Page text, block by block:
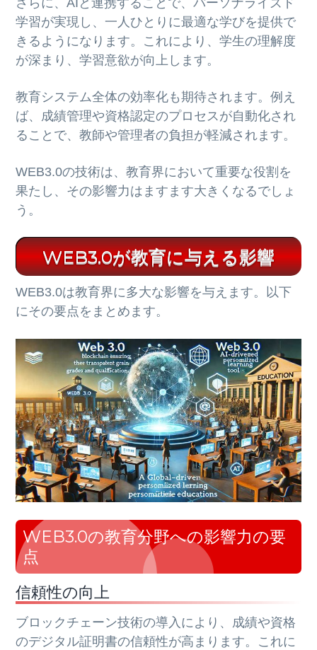
学習が実現し、一人ひとりに最適な学びを提供で
きるようになります。これにより、学生の理解度
が深まり、学習意欲が向上します。
教育システム全体の効率化も期待されます。例え
ば、成績管理や資格認定のプロセスが自動化され
ることで、教師や管理者の負担が軽減されます。
WEB3.0の技術は、教育界において重要な役割を
果たし、その影響力はますます大きくなるでしょ
う。
WEB3.0が教育に与える影響
WEB3.0は教育界に多大な影響を与えます。以下
にその要点をまとめます。
WEB3.0の教育分野への影響力の要
点
信頼性の向上
ブロックチェーン技術の導入により、成績や資格
のデジタル証明書の信頼性が高まります。これに